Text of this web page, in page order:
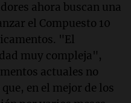
ahora buscan una
el Compuesto 10
"El
muy compleja",
actuales no
en el mejor de los